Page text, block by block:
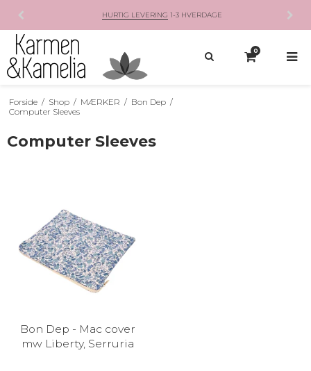
HURTIG LEVERING 1-3 HVERDAGE
0
Forside / Shop / MÆRKER / Bon Dep /
Computer Sleeves
Computer Sleeves
Bon Dep - Mac cover
mw Liberty, Serruria